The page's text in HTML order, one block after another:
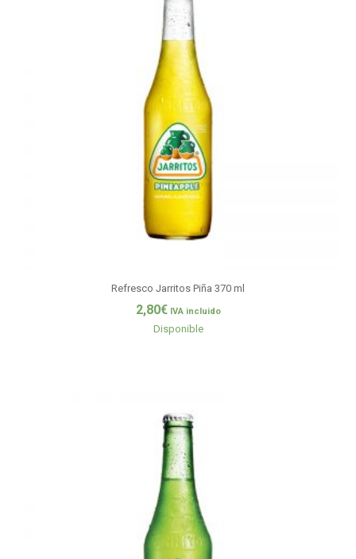
Refresco Jarritos Piña 370 ml
2,80€ IVA incluido
Disponible